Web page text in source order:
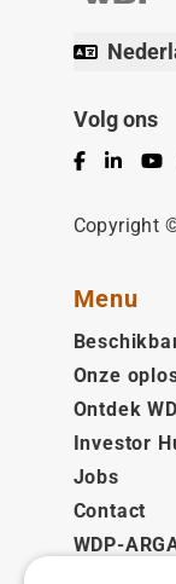
Volg ons
Facebook
LinkedIn
Copyright
Menu
Onze
Ontdek
Investor
Jobs
Contact
WDP-